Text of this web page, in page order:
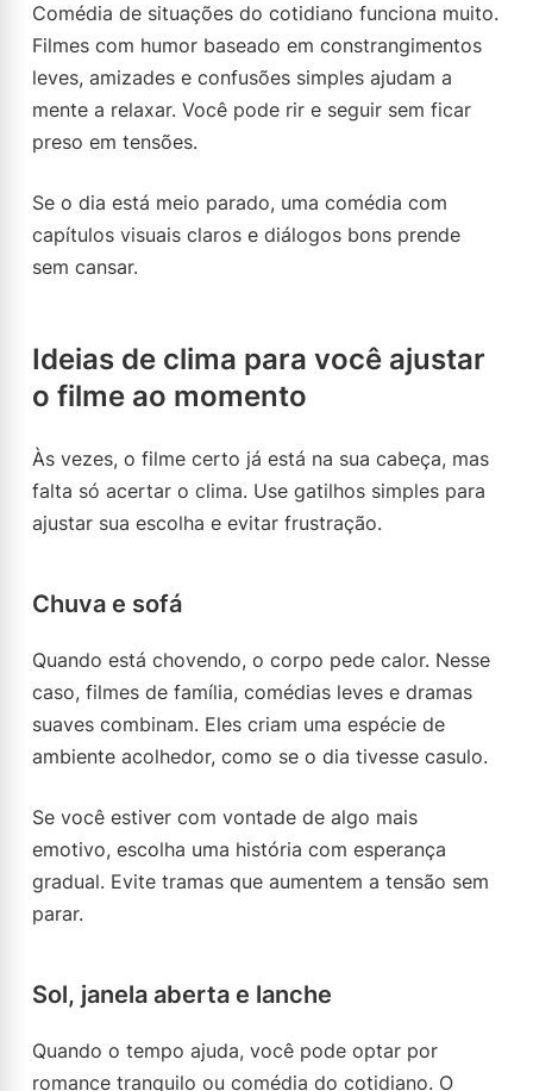
Comédia de situações do cotidiano funciona muito.
Filmes com humor baseado em constrangimentos
leves, amizades e confusões simples ajudam a
mente a relaxar. Você pode rir e seguir sem ficar
preso em tensões.
Se o dia está meio parado, uma comédia com
capítulos visuais claros e diálogos bons prende
sem cansar.
Ideias de clima para você ajustar
o filme ao momento
Às vezes, o filme certo já está na sua cabeça, mas
falta só acertar o clima. Use gatilhos simples para
ajustar sua escolha e evitar frustração.
Chuva e sofá
Quando está chovendo, o corpo pede calor. Nesse
caso, filmes de família, comédias leves e dramas
suaves combinam. Eles criam uma espécie de
ambiente acolhedor, como se o dia tivesse casulo.
Se você estiver com vontade de algo mais
emotivo, escolha uma história com esperança
gradual. Evite tramas que aumentem a tensão sem
parar.
Sol, janela aberta e lanche
Quando o tempo ajuda, você pode optar por
romance tranquilo ou comédia do cotidiano. O